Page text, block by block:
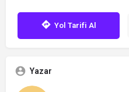
Yol Tarifi Al
Yazar